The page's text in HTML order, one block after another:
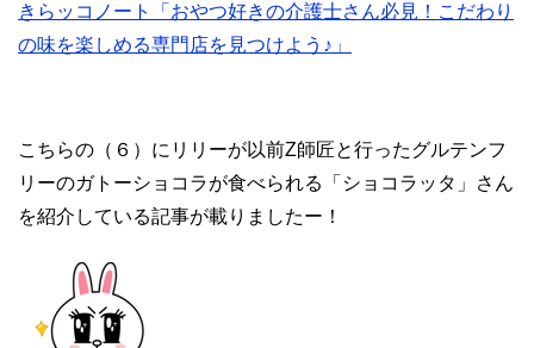
きらッコノート「おやつ好きの介護士さん必見！こだわり
の味を楽しめる専門店を見つけよう♪」
こちらの（６）にリリーが以前Z師匠と行ったグルテンフ
リーのガトーショコラが食べられる「ショコラッタ」さん
を紹介している記事が載りましたー！